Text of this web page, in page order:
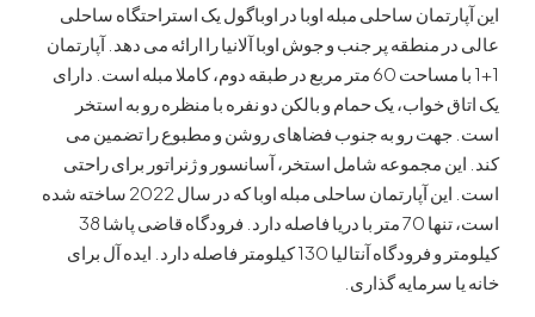
ساحلی مبله اوبا در اوباگول یک استراحتگاه ساحلی
منطقه پر جنب و جوش اوبا آلانیا را ارائه می دهد. آپارتمان
1+1 با مساحت 60 متر مربع در طبقه دوم، کاملا مبله است. دارای
خواب، یک حمام و بالکن دو نفره با منظره رو به استخر
رو به جنوب فضاهای روشن و مطبوع را تضمین می
مجموعه شامل استخر، آسانسور و ژنراتور برای راحتی
است. این آپارتمان ساحلی مبله اوبا که در سال 2022 ساخته شده
است، تنها 70 متر با دریا فاصله دارد. فرودگاه قاضی پاشا 38
کیلومتر و فرودگاه آنتالیا 130 کیلومتر فاصله دارد. ایده آل برای
سرمایه گذاری.